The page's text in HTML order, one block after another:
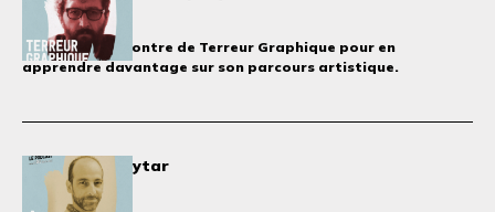
6 mai 2026
Venez à la rencontre de Terreur Graphique pour en
apprendre davantage sur son parcours artistique.
6 mai 2026
Ep.99 : Jean Dytar